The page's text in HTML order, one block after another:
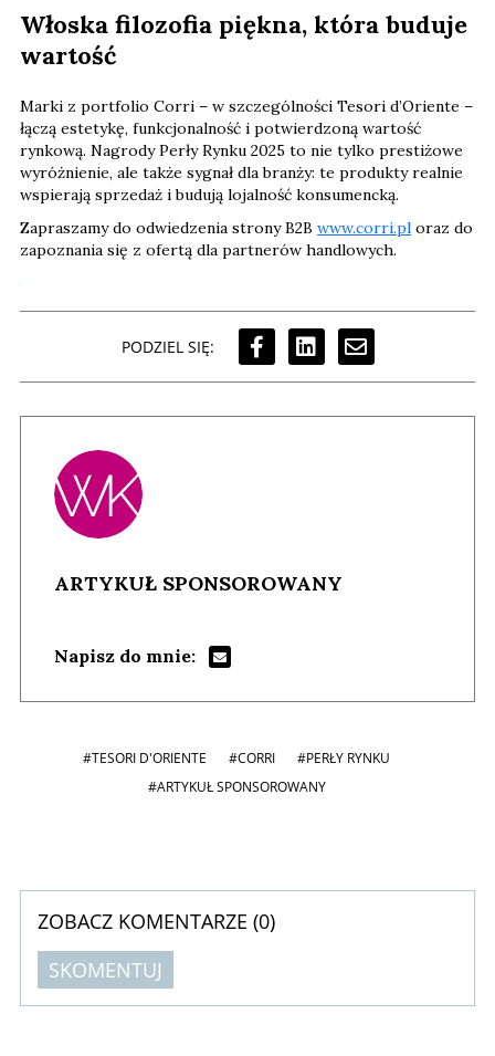
Włoska filozofia piękna, która buduje
wartość
Marki z portfolio Corri – w szczególności Tesori d’Oriente –
łączą estetykę, funkcjonalność i potwierdzoną wartość
rynkową. Nagrody Perły Rynku 2025 to nie tylko prestiżowe
wyróżnienie, ale także sygnał dla branży: te produkty realnie
wspierają sprzedaż i budują lojalność konsumencką.
Zapraszamy do odwiedzenia strony B2B www.corri.pl oraz do
zapoznania się z ofertą dla partnerów handlowych.
PODZIEL SIĘ:
ARTYKUŁ SPONSOROWANY
Napisz do mnie:
#TESORI D'ORIENTE #CORRI
#PERŁY RYNKU
#ARTYKUŁ SPONSOROWANY
ZOBACZ KOMENTARZE (0)
SKOMENTUJ